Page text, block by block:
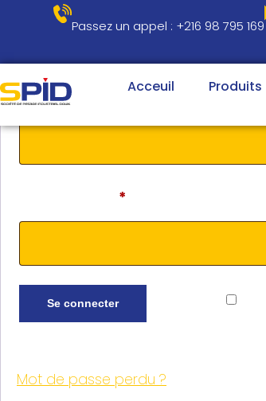
Passez un appel : +216 98 795 169​​
Acceuil Produits
Se connecter
Identifiant ou e-mail*
*
Se connecter
Mot de passe perdu ?